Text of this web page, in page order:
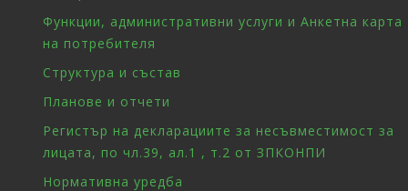
Функции, административни услуги и Анкетна карта
на потребителя
Структура и състав
Планове и отчети
Регистър на декларациите за несъвместимост за
лицата, по чл.39, ал.1 , т.2 от ЗПКОНПИ
Нормативна уредба